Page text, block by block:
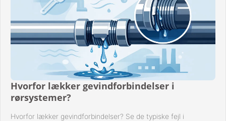
Hvorfor lækker gevindforbindelser i
rørsystemer?
Hvorfor lækker gevindforbindelser? Se de typiske fejl i